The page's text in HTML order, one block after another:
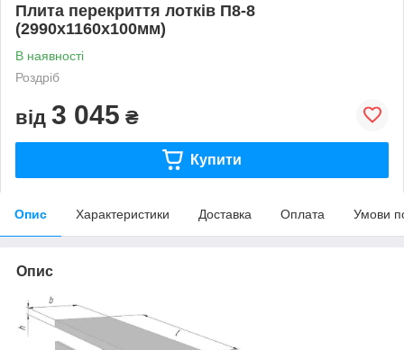
Плита перекриття лотків П8-8
(2990х1160х100мм)
В наявності
Роздріб
від 3 045 ₴
Купити
Опис Характеристики Доставка Оплата Умови
Опис